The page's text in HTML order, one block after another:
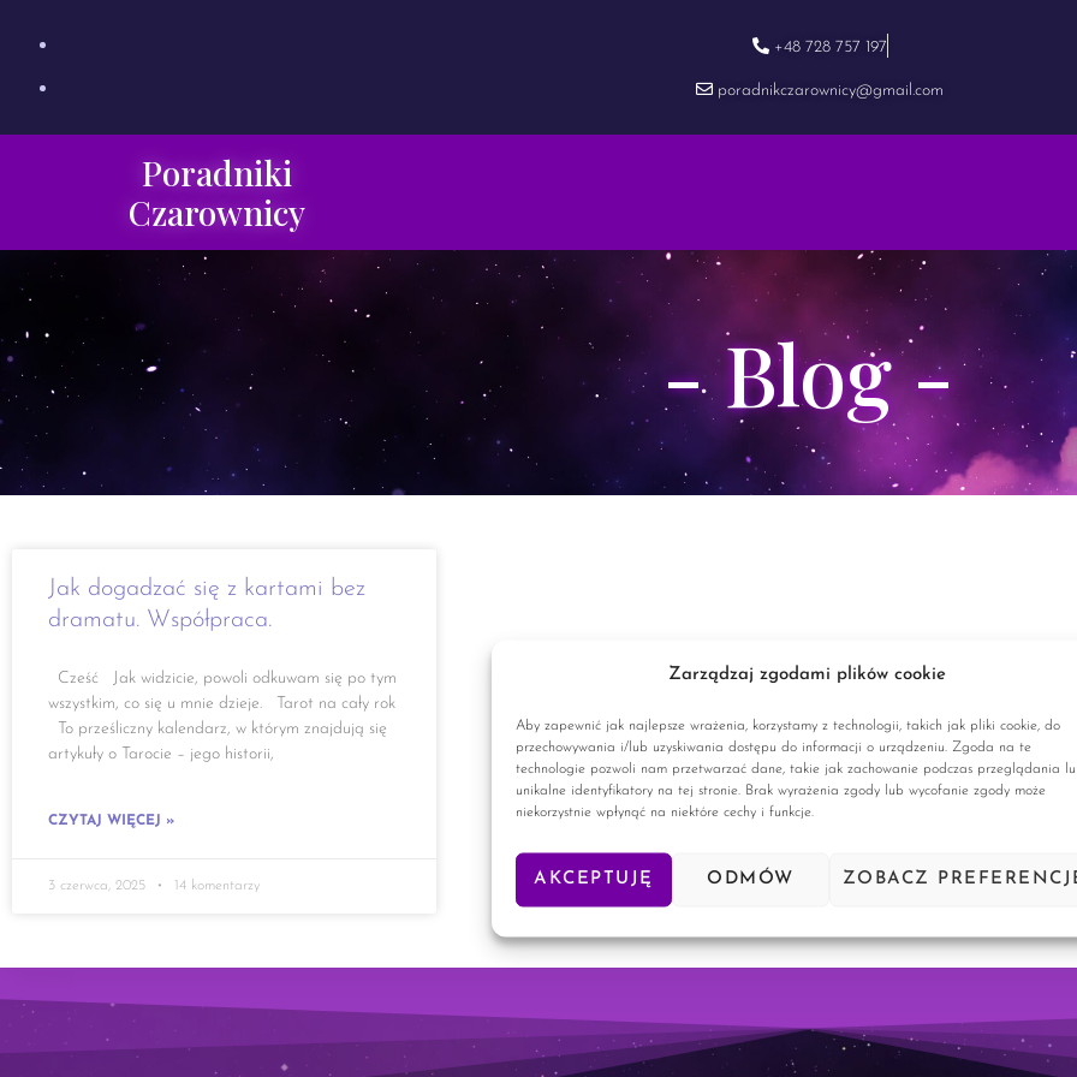
Zarządzaj zgodami plików cookie
Aby zapewnić jak najlepsze wrażenia, korzystamy z technologii, takich jak pliki cookie, do
przechowywania i/lub uzyskiwania dostępu do informacji o urządzeniu. Zgoda na te
technologie pozwoli nam przetwarzać dane, takie jak zachowanie podczas przeglądania
unikalne identyfikatory na tej stronie. Brak wyrażenia zgody lub wycofanie zgody może
niekorzystnie wpłynąć na niektóre cechy i funkcje.
AKCEPTUJĘ ODMÓW ZOBACZ
+48 728 757 197
poradnikczarownicy@gmail.com
Poradniki
Czarownicy
- Blog -
Jak dogadzać się z kartami bez
dramatu. Współpraca.
Cześć Jak widzicie, powoli odkuwam się po tym
wszystkim, co się u mnie dzieje. Tarot na cały rok
To prześliczny kalendarz, w którym znajdują się
artykuły o Tarocie – jego historii,
CZYTAJ WIĘCEJ »
3 czerwca, 2025 14 komentarzy